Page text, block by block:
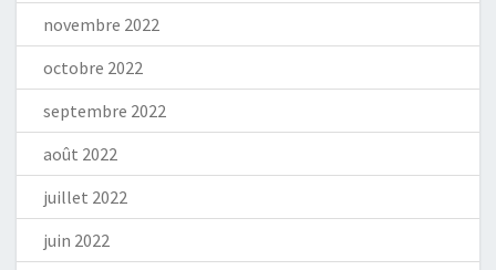
novembre 2022
octobre 2022
septembre 2022
août 2022
juillet 2022
juin 2022